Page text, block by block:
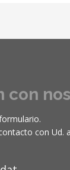
con
con Ud.